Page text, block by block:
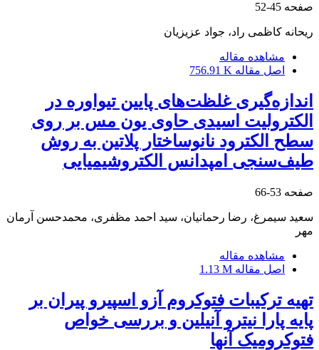
صفحه 45-52
ریحانه کاظمی راد، جواد عزیزیان
مشاهده مقاله
اصل مقاله 756.91 K
اندازه‌گیری غلظت‌های پایین تیواوره در
الکترولیت‌ اسیدی حاوی یون مس بر روی
سطح الکترود نانوساختار پلاتین به روش
طیف‌سنجی امپدانس الکتروشیمیایی
صفحه 53-66
سعید سیمرغ، رضا رحمانیان، سید احمد مظفری، محمدحسن آرمان
مهر
مشاهده مقاله
اصل مقاله 1.13 M
تهیه ترکیبات فتوکروم آزو اسپیرو پیران بر
پایه پارا نیترو آنیلین و بررسی خواص
فتوکرومیک آنها